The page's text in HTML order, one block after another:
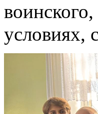
условиях,